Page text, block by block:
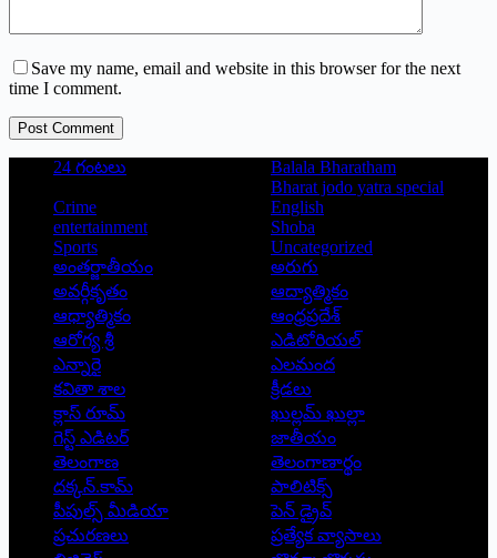
Save my name, email and website in this browser for the next
time I comment.
Post Comment
24 గంటలు
Balala Bharatham
Bharat jodo yatra special
Crime
English
entertainment
Shoba
Sports
Uncategorized
అంతర్జాతీయం
అరుగు
అవర్గీకృతం
ఆద్యాత్మికం
ఆధ్యాత్మికం
ఆంధ్రప్రదేశ్
ఆరోగ్య శ్రీ
ఎడిటోరియల్
ఎన్నారై
ఎలమంద
కవితా శాల
క్రీడలు
క్లాస్ రూమ్
ఖుల్లమ్ ఖుల్లా
గెస్ట్ ఎడిటర్
జాతీయం
తెలంగాణ
తెలంగాణార్థం
దక్కన్.కామ్
పాలిటిక్స్
పీపుల్స్ ‌మీడియా
పెన్ డ్రైవ్
ప్రచురణలు
ప్రత్యేక వ్యాసాలు